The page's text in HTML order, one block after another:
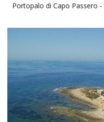
Portopalo di Capo Passero -